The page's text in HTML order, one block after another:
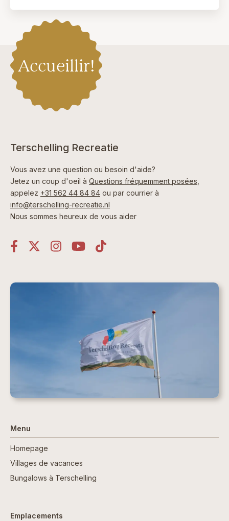
Accueillir!
Terschelling Recreatie
Vous avez une question ou besoin d'aide?
Jetez un coup d'oeil à Questions fréquemment posées
appelez +31 562 44 84 84 ou par courrier à
info@terschelling-recreatie.nl
Nous sommes heureux de vous aider
Menu
Homepage
Villages de vacances
Bungalows à Terschelling
Emplacements